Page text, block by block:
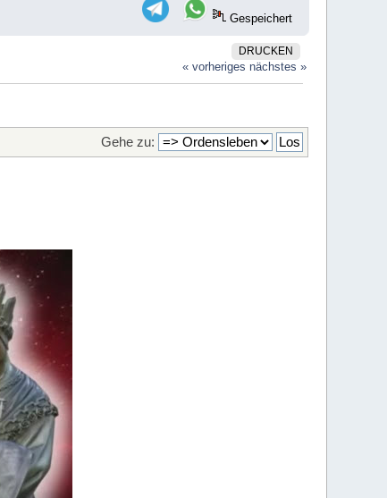
Gespeichert
DRUCKEN
« vorheriges nächstes »
Gehe zu: